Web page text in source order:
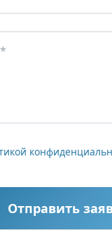
Отправить